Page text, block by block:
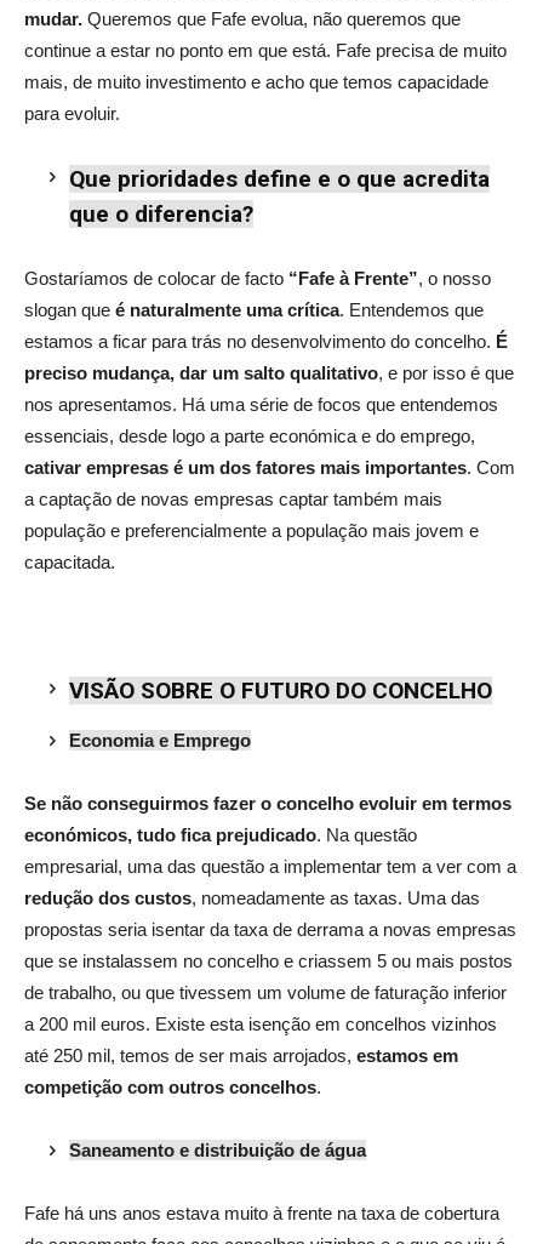
mudar. Queremos que Fafe evolua, não queremos que
continue a estar no ponto em que está. Fafe precisa de muito
mais, de muito investimento e acho que temos capacidade
para evoluir.
Que prioridades define e o que acredita
que o diferencia?
Gostaríamos de colocar de facto “Fafe à Frente”, o nosso
slogan que é naturalmente uma crítica. Entendemos que
estamos a ficar para trás no desenvolvimento do concelho. É
preciso mudança, dar um salto qualitativo, e por isso é que
nos apresentamos. Há uma série de focos que entendemos
essenciais, desde logo a parte económica e do emprego,
cativar empresas é um dos fatores mais importantes. Com
a captação de novas empresas captar também mais
população e preferencialmente a população mais jovem e
capacitada.
VISÃO SOBRE O FUTURO DO CONCELHO
Economia e Emprego
Se não conseguirmos fazer o concelho evoluir em termos
económicos, tudo fica prejudicado. Na questão
empresarial, uma das questão a implementar tem a ver com a
redução dos custos, nomeadamente as taxas. Uma das
propostas seria isentar da taxa de derrama a novas empresas
que se instalassem no concelho e criassem 5 ou mais postos
de trabalho, ou que tivessem um volume de faturação inferior
a 200 mil euros. Existe esta isenção em concelhos vizinhos
até 250 mil, temos de ser mais arrojados, estamos em
competição com outros concelhos.
Saneamento e distribuição de água
Fafe há uns anos estava muito à frente na taxa de cobertura